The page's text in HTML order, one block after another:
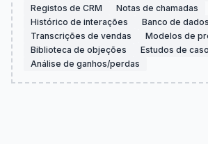
Registos de CRM
Notas de chamadas
Histórico de interações
Banco de
Transcrições de vendas
Modelos de
Biblioteca de objeções
Estudos de caso
Análise de ganhos/perdas